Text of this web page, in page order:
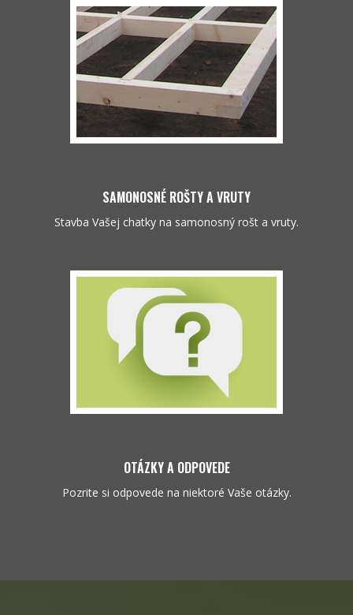
SAMONOSNÉ ROŠTY A VRUTY
Stavba Vašej chatky na samonosný rošt a vruty.
OTÁZKY A ODPOVEDE
Pozrite si odpovede na niektoré Vaše otázky.